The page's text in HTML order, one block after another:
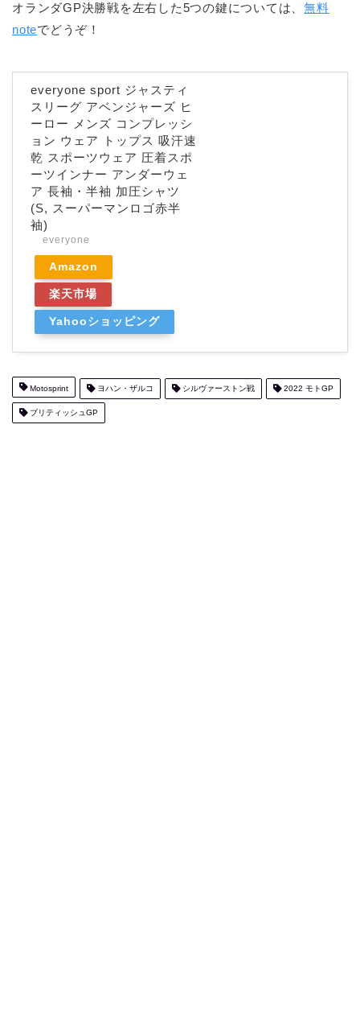
オランダGP決勝戦を左右した5つの鍵については、無料
noteでどうぞ！
everyone sport ジャスティ
スリーグ アベンジャーズ ヒ
ーロー メンズ コンプレッシ
ョン ウェア トップス 吸汗速
乾 スポーツウェア 圧着スポ
ーツインナー アンダーウェ
ア 長袖・半袖 加圧シャツ
(S, スーパーマンロゴ赤半
袖)
everyone
Amazon
楽天市場
Yahooショッピング
Motosprint ヨハン・ザルコ シルヴァーストン戦 2022 モトGP
ブリティッシュGP